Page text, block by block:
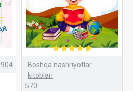
Boshqa nashriyotlar
kitoblari
570